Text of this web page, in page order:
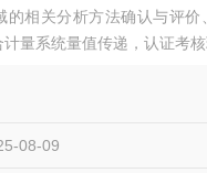
的相关分析方法确认与评价
量系统量值传递，认证考
08-09